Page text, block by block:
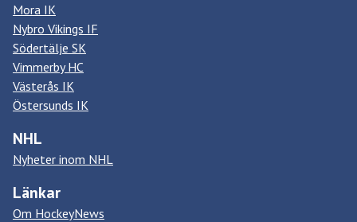
Mora IK
Nybro Vikings IF
Södertälje SK
Vimmerby HC
Västerås IK
Östersunds IK
NHL
Nyheter inom NHL
Länkar
Om HockeyNews